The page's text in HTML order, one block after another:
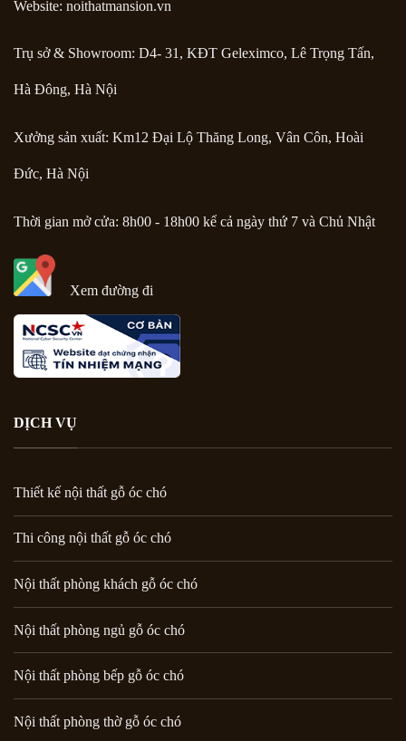
Website: noithatmansion.vn
Trụ sở & Showroom: D4- 31, KĐT Geleximco, Lê Trọng Tấn,
Hà Đông, Hà Nội
Xưởng sản xuất: Km12 Đại Lộ Thăng Long, Vân Côn, Hoài
Đức, Hà Nội
Thời gian mở cửa: 8h00 - 18h00 kể cả ngày thứ 7 và Chủ Nhật
Xem đường đi
DỊCH VỤ
Thiết kế nội thất gỗ óc chó
Thi công nội thất gỗ óc chó
Nội thất phòng khách gỗ óc chó
Nội thất phòng ngủ gỗ óc chó
Nội thất phòng bếp gỗ óc chó
Nội thất phòng thờ gỗ óc chó